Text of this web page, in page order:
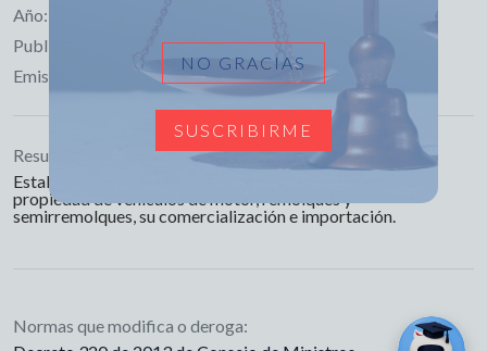
NO GRACIAS
SUSCRIBIRME
Año:
Publicado en:
Gaceta Extraordinaria No. 16
Emisor:
Consejo de Ministros
Resumen:
Establece pautas generales para la transmisión de la
propiedad de vehículos de motor, remolques y
semirremolques, su comercialización e importación.
Normas que modifica o deroga: